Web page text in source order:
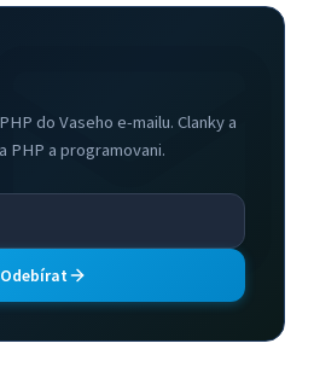
do Vaseho e-mailu. Clanky a
PHP a programovani.
Odebírat